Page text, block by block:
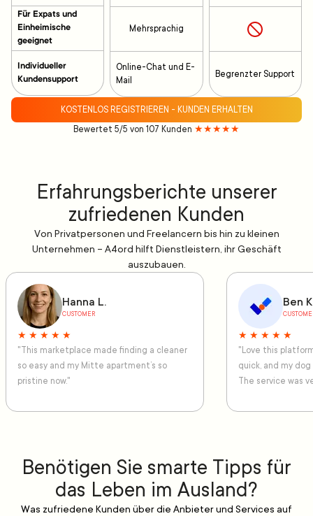
Für Expats und
Einheimische
geeignet
Individueller
Kundensupport
Mehrsprachig
Online-Chat und E-
Mail
Begrenzter Support
KOSTENLOS REGISTRIEREN - KUNDEN ERHALTEN
Bewertet 5/5 von 107 Kunden ★★★★★
Erfahrungsberichte unserer
zufriedenen Kunden
Von Privatpersonen und Freelancern bis hin zu kleinen
Unternehmen – A4ord hilft Dienstleistern, ihr Geschäft
auszubauen.
Hanna L.
CUSTOMER
★ ★ ★ ★ ★
"This marketplace made finding a cleaner
so easy and my Mitte apartment’s so
pristine now."
Ben
★ ★ ★ ★ ★
"Love this
quick, and my
The service was
Benötigen Sie smarte Tipps für
das Leben im Ausland?
Was zufriedene Kunden über die Anbieter und Services auf